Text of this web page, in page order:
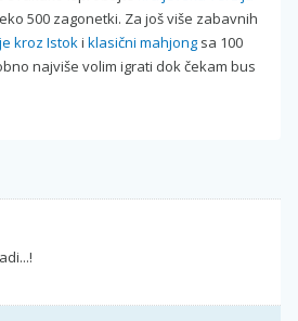
500 zagonetki. Za još više zabavnih
kroz Istoki klasični mahjong sa 100
najviše volim igrati dok čekam bus